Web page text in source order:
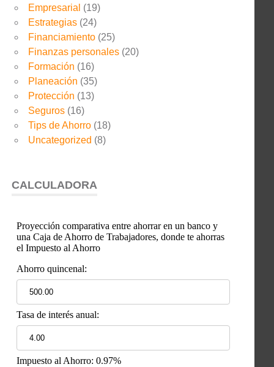
Empresarial (19)
Estrategias (24)
Financiamiento (25)
Finanzas personales (20)
Formación (16)
Planeación (35)
Protección (13)
Seguros (16)
Tips de Ahorro (18)
Uncategorized (8)
CALCULADORA